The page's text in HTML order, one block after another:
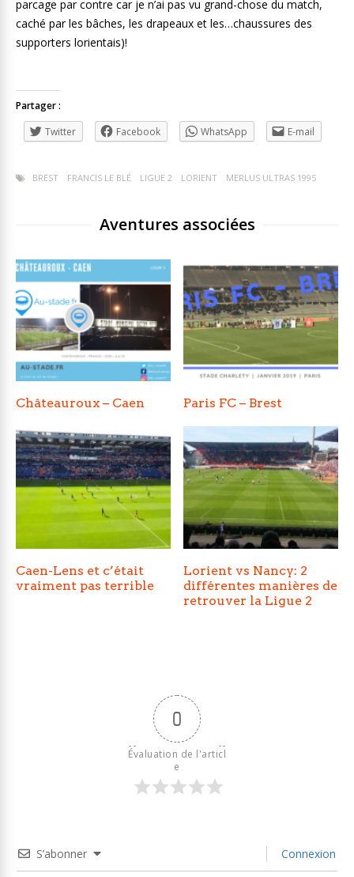
parcage par contre car je n’ai pas vu grand-chose du match,
caché par les bâches, les drapeaux et les…chaussures des
supporters lorientais)!
Partager :
Twitter
Facebook WhatsApp E-mail
BREST FRANCIS LE BLÉ LIGUE 2 LORIENT MERLUS ULTRAS 1995
Aventures associées
Châteauroux – Caen Paris FC – Brest
Caen-Lens et c’était
vraiment pas terrible
Lorient vs Nancy: 2
différentes manières de
retrouver la Ligue 2
0
Évaluation de l'articl
e
S’abonner Connexion